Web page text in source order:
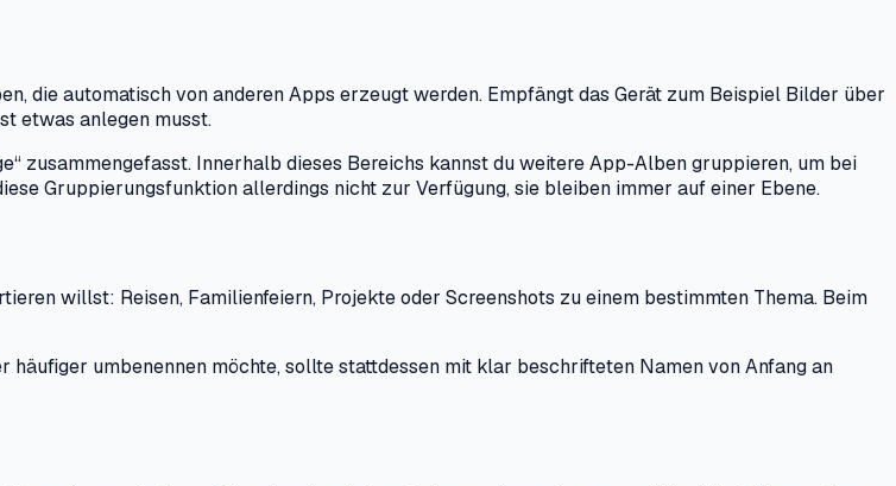
die automatisch von anderen Apps erzeugt werden. Empfängt das Gerät zum Beispiel Bilder über
etwas anlegen musst.
zusammengefasst. Innerhalb dieses Bereichs kannst du weitere App-Alben gruppieren, um bei
Gruppierungsfunktion allerdings nicht zur Verfügung, sie bleiben immer auf einer Ebene.
willst: Reisen, Familienfeiern, Projekte oder Screenshots zu einem bestimmten Thema. Beim
umbenennen möchte, sollte stattdessen mit klar beschrifteten Namen von Anfang an